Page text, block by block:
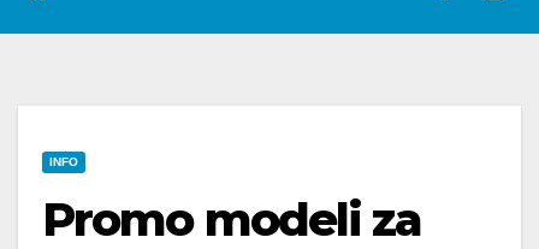
INFO
Promo modeli za